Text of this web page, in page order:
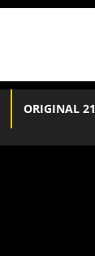
ORIGINAL 21